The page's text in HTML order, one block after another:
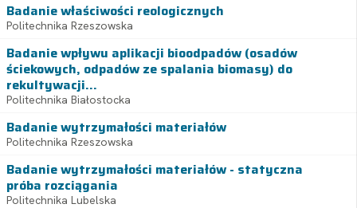
Badanie właściwości reologicznych
Politechnika Rzeszowska
Badanie wpływu aplikacji bioodpadów (osadów
ściekowych, odpadów ze spalania biomasy) do
rekultywacji...
Politechnika Białostocka
Badanie wytrzymałości materiałów
Politechnika Rzeszowska
Badanie wytrzymałości materiałów - statyczna
próba rozciągania
Politechnika Lubelska